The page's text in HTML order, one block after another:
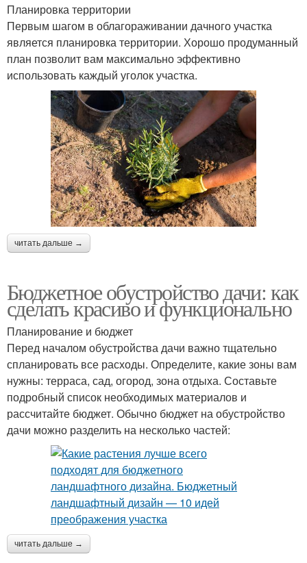
Планировка территории
Первым шагом в облагораживании дачного участка
является планировка территории. Хорошо продуманный
план позволит вам максимально эффективно
использовать каждый уголок участка.
читать дальше →
Бюджетное обустройство дачи: как
сделать красиво и функционально
Планирование и бюджет
Перед началом обустройства дачи важно тщательно
спланировать все расходы. Определите, какие зоны вам
нужны: терраса, сад, огород, зона отдыха. Составьте
подробный список необходимых материалов и
рассчитайте бюджет. Обычно бюджет на обустройство
дачи можно разделить на несколько частей:
читать дальше →